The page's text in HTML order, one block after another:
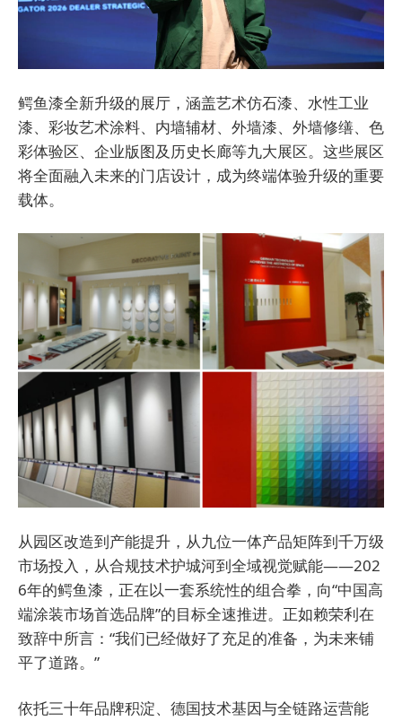
鳄鱼漆全新升级的展厅，涵盖艺术仿石漆、水性工业
漆、彩妆艺术涂料、内墙辅材、外墙漆、外墙修缮、色
彩体验区、企业版图及历史长廊等九大展区。这些展区
将全面融入未来的门店设计，成为终端体验升级的重要
载体。
从园区改造到产能提升，从九位一体产品矩阵到千万级
市场投入，从合规技术护城河到全域视觉赋能——202
6年的鳄鱼漆，正在以一套系统性的组合拳，向“中国高
端涂装市场首选品牌”的目标全速推进。正如赖荣利在
致辞中所言：“我们已经做好了充足的准备，为未来铺
平了道路。”
依托三十年品牌积淀、德国技术基因与全链路运营能